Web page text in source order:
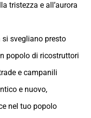
tristezza e all’aurora
si svegliano presto
popolo di ricostruttori
e campanili
e nuovo,
nel tuo popolo